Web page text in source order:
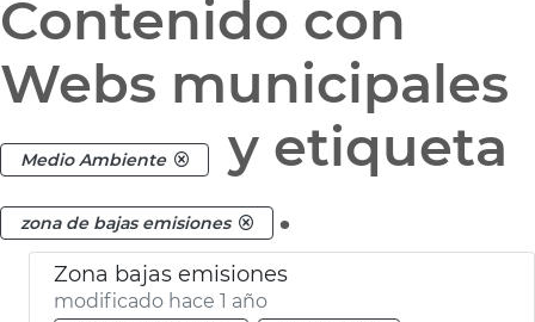
Contenido con
Webs municipales
Medio Ambiente y etiqueta
zona de bajas emisiones .
Zona bajas emisiones
modificado hace 1 año